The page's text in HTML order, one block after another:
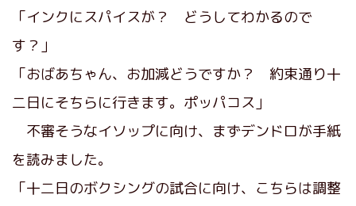
「インクにスパイスが？ どうしてわかるので
す？」
「おばあちゃん、お加減どうですか？ 約束通り十
二日にそちらに行きます。ポッパコス」
不審そうなイソップに向け、まずデンドロが手紙
を読みました。
「十二日のボクシングの試合に向け、こちらは調整